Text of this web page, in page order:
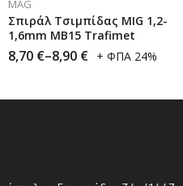
MAG
Σπιράλ Τσιμπίδας MIG 1,2-
1,6mm ΜΒ15 Trafimet
8,70 €–8,90 € + ΦΠΑ 24%